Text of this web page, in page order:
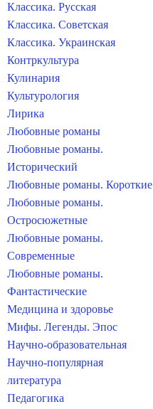
Классика. Русская
Классика. Советская
Классика. Украинская
Контркультура
Кулинария
Культурология
Лирика
Любовные романы
Любовные романы.
Исторический
Любовные романы. Короткие
Любовные романы.
Остросюжетные
Любовные романы.
Современные
Любовные романы.
Фантастические
Медицина и здоровье
Мифы. Легенды. Эпос
Научно-образовательная
Научно-популярная
литература
Педагогика